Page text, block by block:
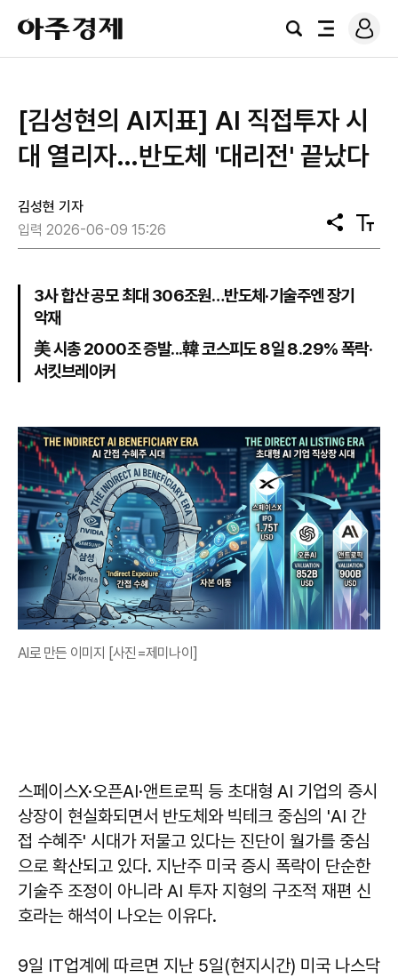
아
주
경
검
전
로
그
[김성현의 AI지표] AI 직접투자 시
대 열리자…반도체 '대리전' 끝났다
김성현 기자
입력 2026-06-09 15:26
공
유
텍
스
3사 합산 공모 최대 306조원…반도체·기술주엔 장기
악재
美 시총 2000조 증발...韓 코스피도 8일 8.29% 폭락·
서킷브레이커
AI로 만든 이미지 [사진=제미나이]
스페이스X·오픈AI·앤트로픽 등 초대형 AI 기업의 증시
상장이 현실화되면서 반도체와 빅테크 중심의 'AI 간
접 수혜주' 시대가 저물고 있다는 진단이 월가를 중심
으로 확산되고 있다. 지난주 미국 증시 폭락이 단순한
기술주 조정이 아니라 AI 투자 지형의 구조적 재편 신
호라는 해석이 나오는 이유다.
9일 IT업계에 따르면 지난 5일(현지시간) 미국 나스닥